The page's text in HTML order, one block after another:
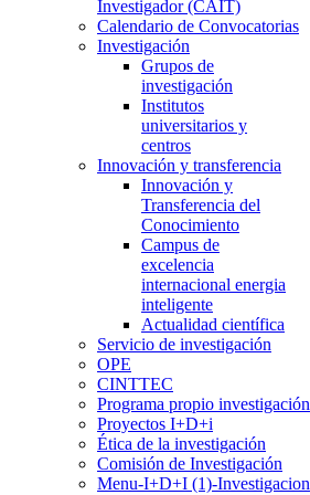
Investigador (CAIT)
Calendario de Convocatorias
Investigación
Grupos de
investigación
Institutos
universitarios y
centros
Innovación y transferencia
Innovación y
Transferencia del
Conocimiento
Campus de
excelencia
internacional energia
inteligente
Actualidad científica
Servicio de investigación
OPE
CINTTEC
Programa propio investigación
Proyectos I+D+i
Ética de la investigación
Comisión de Investigación
Menu-I+D+I (1)-Investigacion